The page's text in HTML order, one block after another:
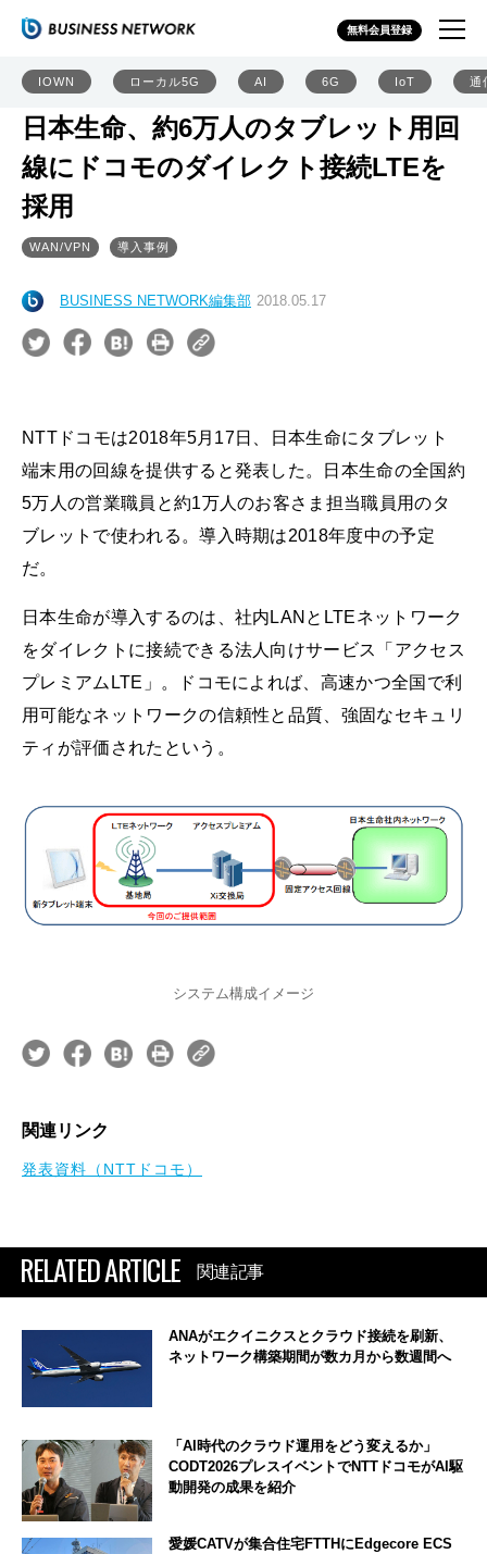
無料会員登録
IOWN ローカル5G AI 6G IoT 通
日本生命、約6万人のタブレット用回
線にドコモのダイレクト接続LTEを
採用
WAN/VPN 導入事例
BUSINESS NETWORK編集部 2018.05.17
NTTドコモは2018年5月17日、日本生命にタブレット
端末用の回線を提供すると発表した。日本生命の全国約
5万人の営業職員と約1万人のお客さま担当職員用のタ
ブレットで使われる。導入時期は2018年度中の予定
だ。
日本生命が導入するのは、社内LANとLTEネットワーク
をダイレクトに接続できる法人向けサービス「アクセス
プレミアムLTE」。ドコモによれば、高速かつ全国で利
用可能なネットワークの信頼性と品質、強固なセキュリ
ティが評価されたという。
システム構成イメージ
関連リンク
発表資料（NTTドコモ）
RELATED ARTICLE 関連記事
ANAがエクイニクスとクラウド接続を刷新、
ネットワーク構築期間が数カ月から数週間へ
「AI時代のクラウド運用をどう変えるか」
CODT2026プレスイベントでNTTドコモがAI駆
動開発の成果を紹介
愛媛CATVが集合住宅FTTHにEdgecore ECS